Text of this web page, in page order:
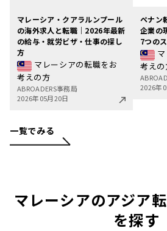
マレーシア・クアラルンプール
の海外求人と転職｜2026年最新
の給与・就労ビザ・仕事の探し
方
マレーシアの転職をお
考えの方
ABROADERS事務局
2026年05月20日
ペナン
企業の
7つの
考えの
2026年
一覧でみる
マレーシアのアジア
を探す